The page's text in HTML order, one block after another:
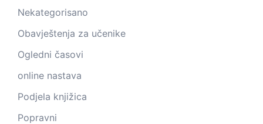
Nekategorisano
Obavještenja za učenike
Ogledni časovi
online nastava
Podjela knjižica
Popravni